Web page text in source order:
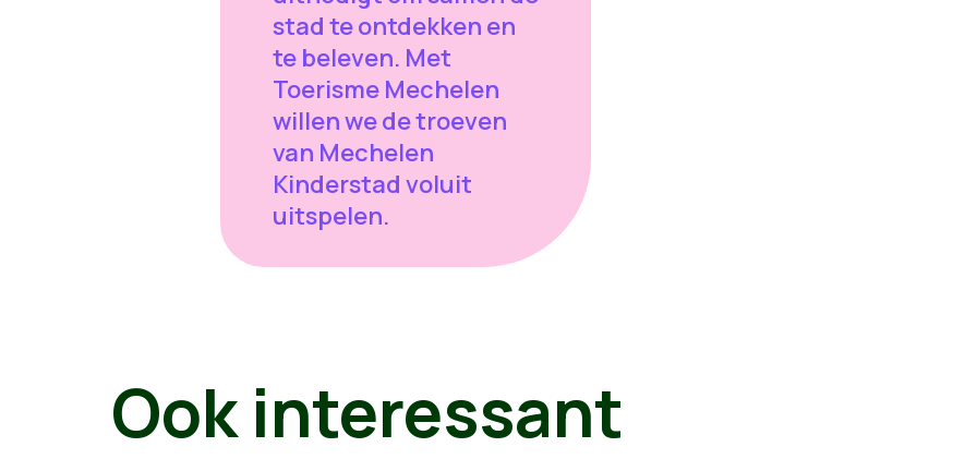
stad te ontdekken en
te beleven. Met
Toerisme Mechelen
willen we de troeven
van Mechelen
Kinderstad voluit
uitspelen.
Ook interessant